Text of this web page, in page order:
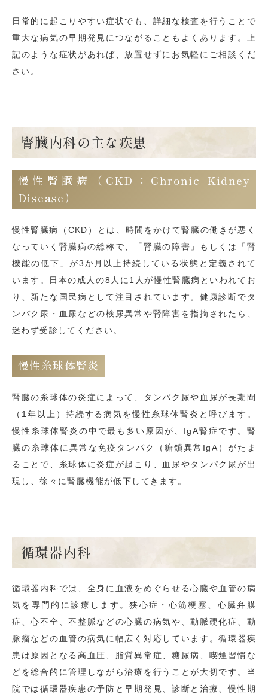
日常的に起こりやすい症状でも、詳細な検査を行うことで
重大な病気の早期発見につながることもよくあります。上
記のような症状があれば、放置せずにお気軽にご相談くだ
さい。
腎臓内科の主な疾患
慢性腎臓病（CKD：Chronic Kidney
Disease）
慢性腎臓病（CKD）とは、時間をかけて腎臓の働きが悪く
なっていく腎臓病の総称で、「腎臓の障害」もしくは「腎
機能の低下」が3か月以上持続している状態と定義されて
います。日本の成人の8人に1人が慢性腎臓病といわれてお
り、新たな国民病として注目されています。健康診断でタ
ンパク尿・血尿などの検尿異常や腎障害を指摘されたら、
迷わず受診してください。
慢性糸球体腎炎
腎臓の糸球体の炎症によって、タンパク尿や血尿が長期間
（1年以上）持続する病気を慢性糸球体腎炎と呼びます。
慢性糸球体腎炎の中で最も多い原因が、IgA腎症です。腎
臓の糸球体に異常な免疫タンパク（糖鎖異常IgA）がたま
ることで、糸球体に炎症が起こり、血尿やタンパク尿が出
現し、徐々に腎臓機能が低下してきます。
循環器内科
循環器内科では、全身に血液をめぐらせる心臓や血管の病
気を専門的に診療します。狭心症・心筋梗塞、心臓弁膜
症、心不全、不整脈などの心臓の病気や、動脈硬化症、動
脈瘤などの血管の病気に幅広く対応しています。循環器疾
患は原因となる高血圧、脂質異常症、糖尿病、喫煙習慣な
どを総合的に管理しながら治療を行うことが大切です。当
院では循環器疾患の予防と早期発見、診断と治療、慢性期